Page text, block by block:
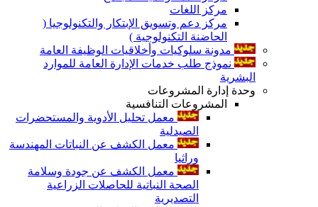
مركز اللغات
مركز دعم وتسويق الإبتكار والتكنولوجيا (
الحاضنة التكنولوجية )
مدونة سلوكيات وأخلاقيات الوظيفة العامة
نموذج طلب خدمات الإدارة العامة للموارد
البشرية
وحدة إدارة المشروعات
المشروعات التنافسية
معمل تحليل الأدوية والمستحضرات
الصيدلية
معمل الكشف عن النباتات المهندسة
وراثيا
معمل الكشف عن جودة وسلامة
الصحة النباتية للحاصلات الزراعية
التصديرية